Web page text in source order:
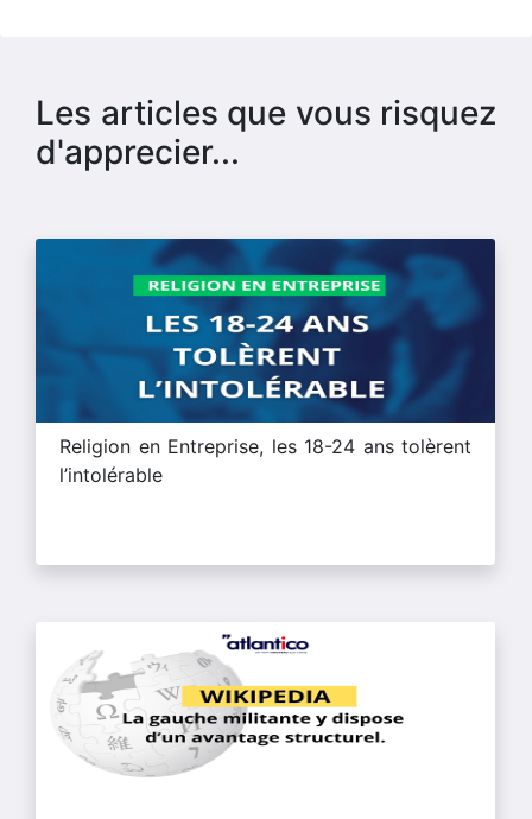
Les articles que vous risquez
d'apprecier...
Religion en Entreprise, les 18-24 ans tolèrent
l’intolérable